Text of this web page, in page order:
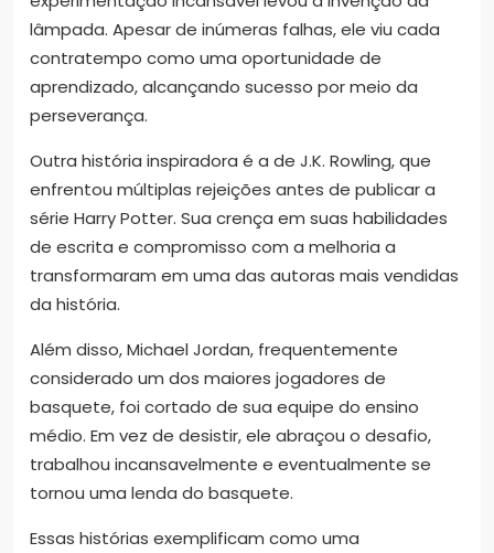
lâmpada. Apesar de inúmeras falhas, ele viu cada
contratempo como uma oportunidade de
aprendizado, alcançando sucesso por meio da
perseverança.
Outra história inspiradora é a de J.K. Rowling, que
enfrentou múltiplas rejeições antes de publicar a
série Harry Potter. Sua crença em suas habilidades
de escrita e compromisso com a melhoria a
transformaram em uma das autoras mais vendidas
da história.
Além disso, Michael Jordan, frequentemente
considerado um dos maiores jogadores de
basquete, foi cortado de sua equipe do ensino
médio. Em vez de desistir, ele abraçou o desafio,
trabalhou incansavelmente e eventualmente se
tornou uma lenda do basquete.
Essas histórias exemplificam como uma